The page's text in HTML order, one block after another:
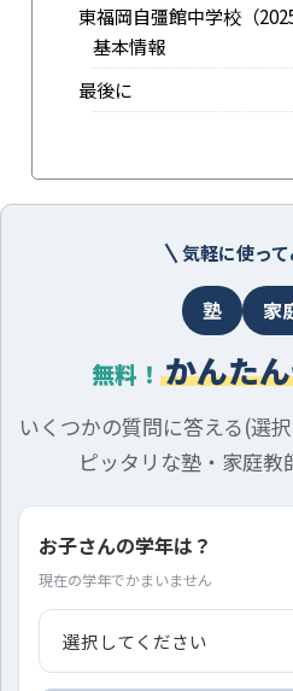
東福岡自彊館中学校（
基本情報
最後に
気軽に使って
塾 家
無料！ かんた
いくつかの質問に答える(選
ピッタリな塾・家庭教
お子さんの学年は？
現在の学年でかまいません